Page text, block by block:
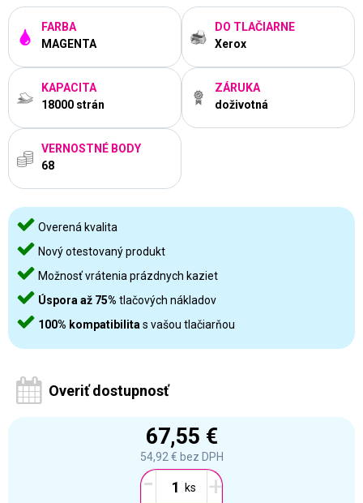
FARBA
MAGENTA
DO TLAČIARNE
Xerox
KAPACITA
18000 strán
ZÁRUKA
doživotná
VERNOSTNÉ BODY
68
Overená kvalita
Nový otestovaný produkt
Možnosť vrátenia prázdnych kaziet
Úspora až 75% tlačových nákladov
100% kompatibilita s vašou tlačiarňou
Overiť dostupnosť
67,55 €
54,92 € bez DPH
- +